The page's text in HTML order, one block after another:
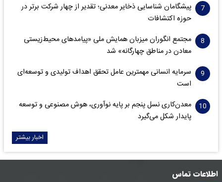
پیشگامان شناسایی ذخایر معدنی؛ تقدیر از چهار شرکت برتر در
حوزه اکتشافات‌
مجتمع انگوران میزبان همایش ملی «پیامدهای محیط‌زیستی
معادن در مناطق چهارگانه» شد
سرمایه انسانی مهمترین عامل تحقق اهداف تولیدی و توسعه‌ای
است
معدن‌کاری نسل پنجم بر پایه نوآوری، هوش مصنوعی و توسعه
پایدار شکل می‌گیرد
اخبار بیشتر
اطلاعات تماس